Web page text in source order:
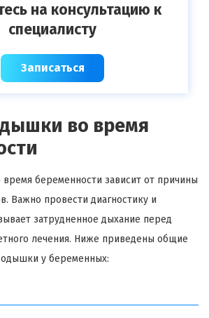
на консультацию к
специалисту
Записаться
во время
беременности зависит от причины
Важно провести диагностику и
затрудненное дыхание перед
лечения. Ниже приведены общие
у беременных: